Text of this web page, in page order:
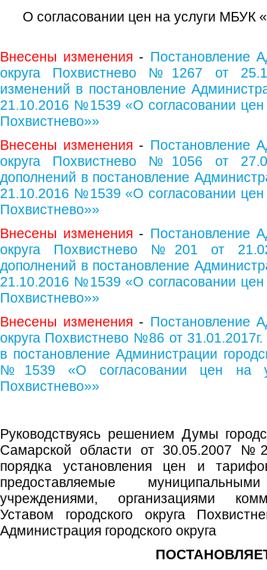
О согласовании цен на услуги МБУК
Внесены изменения - Постановление
округа Похвистнево №1267 от
изменений в постановление
21.10.2016 №1539 «О согласовании
Похвистнево»»
Внесены изменения - Постановление
округа Похвистнево №1056 от
дополнений в постановление
21.10.2016 №1539 «О согласовании
Похвистнево»»
Внесены изменения - Постановление
округа Похвистнево №201 от
дополнений в постановление
21.10.2016 №1539 «О согласовании
Похвистнево»»
Внесены изменения - Постановление
округа Похвистнево №86 от
в постановление Администрации
№1539 «О согласовании цен на
Похвистнево»»
Руководствуясь решением Думы
Самарской области от 30.05.2007
порядка установления цен и
предоставляемые
учреждениями, организациями
Уставом городского округа
Администрация городского округа